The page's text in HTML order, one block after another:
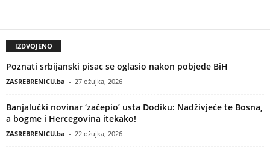
IZDVOJENO
Poznati srbijanski pisac se oglasio nakon pobjede BiH
ZASREBRENICU.ba - 27 ožujka, 2026
Banjalučki novinar ‘začepio’ usta Dodiku: Nadživjeće te Bosna,
a bogme i Hercegovina itekako!
ZASREBRENICU.ba - 22 ožujka, 2026